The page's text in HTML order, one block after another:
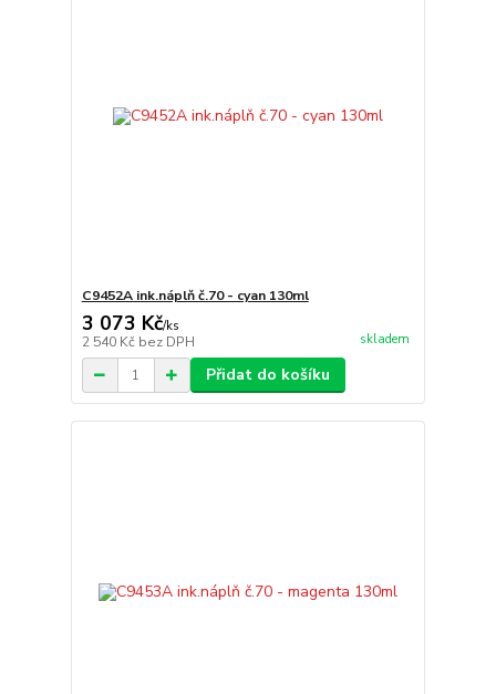
C9452A ink.náplň č.70 - cyan 130ml
3 073 Kč/ks
2 540 Kč bez DPH skladem
Přidat do košíku